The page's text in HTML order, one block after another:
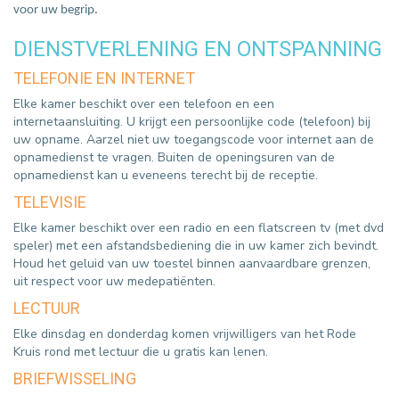
voor uw begrip.
DIENSTVERLENING EN ONTSPANNING
TELEFONIE EN INTERNET
Elke kamer beschikt over een telefoon en een
internetaansluiting. U krijgt een persoonlijke code (telefoon) bij
uw opname. Aarzel niet uw toegangscode voor internet aan de
opnamedienst te vragen. Buiten de openingsuren van de
opnamedienst kan u eveneens terecht bij de receptie.
TELEVISIE
Elke kamer beschikt over een radio en een flatscreen tv (met dvd
speler) met een afstandsbediening die in uw kamer zich bevindt.
Houd het geluid van uw toestel binnen aanvaardbare grenzen,
uit respect voor uw medepatiënten.
LECTUUR
Elke dinsdag en donderdag komen vrijwilligers van het Rode
Kruis rond met lectuur die u gratis kan lenen.
BRIEFWISSELING